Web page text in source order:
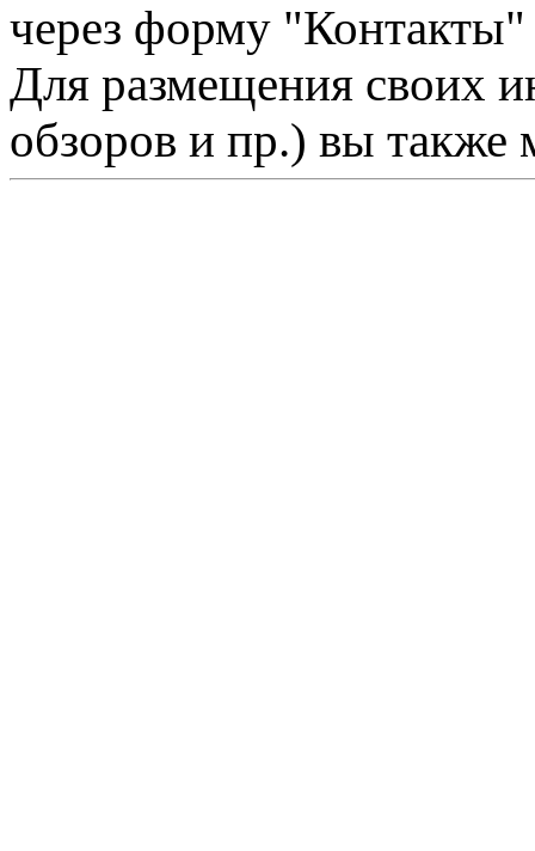
через форму "Контакты"
Для размещения своих
обзоров и пр.) вы также